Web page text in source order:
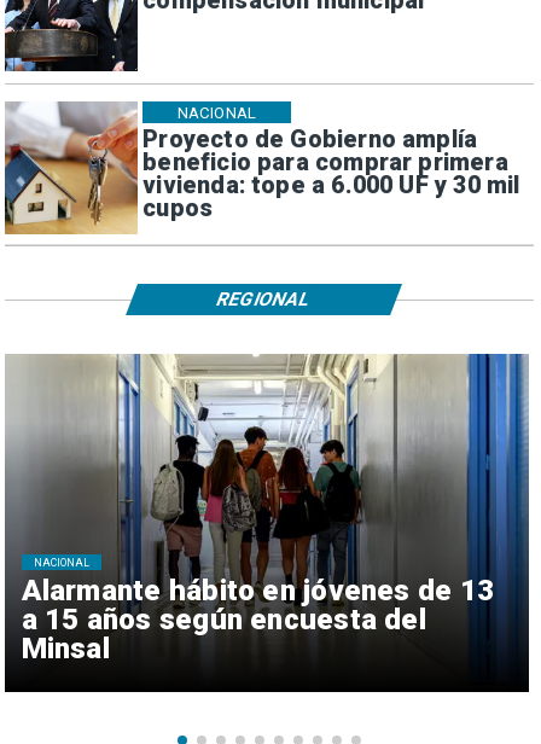
Proyecto de Gobierno amplía
beneficio para comprar primera
vivienda: tope a 6.000 UF y 30 mil
cupos
NACIONAL
Alarmante hábito en jóvenes de 13
a 15 años según encuesta del
Minsal
NACIONAL
REGIONAL